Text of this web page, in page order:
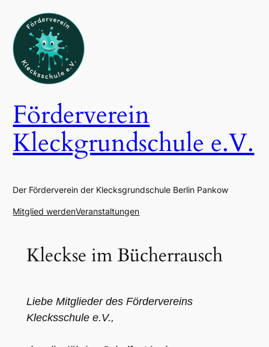
Inhalt
springen
Förderverein
Kleckgrundschule e.V.
Der Förderverein der Klecksgrundschule Berlin Pankow
Mitglied werdenVeranstaltungen
Kleckse im Bücherrausch
Liebe Mitglieder des Fördervereins
Klecksschule e.V.,